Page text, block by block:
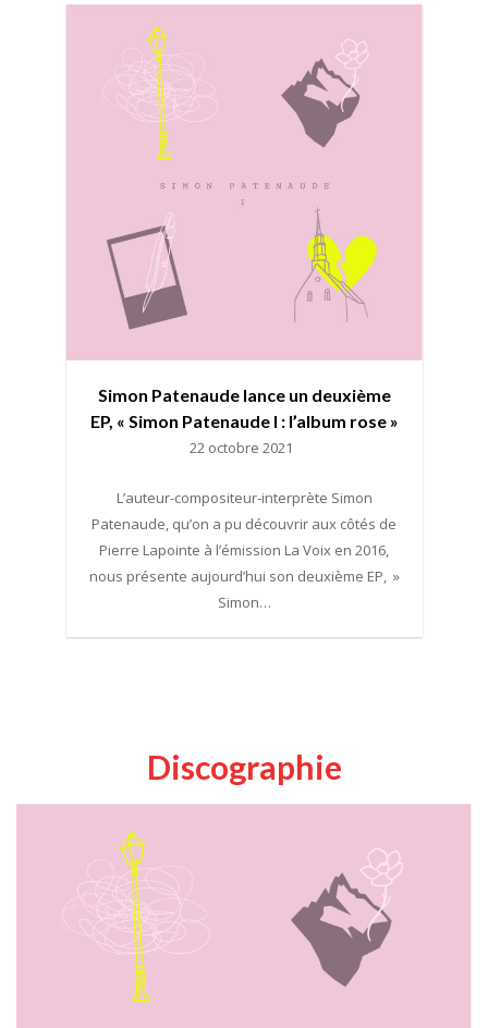
Simon Patenaude lance un deuxième
EP, « Simon Patenaude I : l’album rose »
22 octobre 2021
L’auteur-compositeur-interprète Simon
Patenaude, qu’on a pu découvrir aux côtés de
Pierre Lapointe à l’émission La Voix en 2016,
nous présente aujourd’hui son deuxième EP, »
Simon…
Discographie